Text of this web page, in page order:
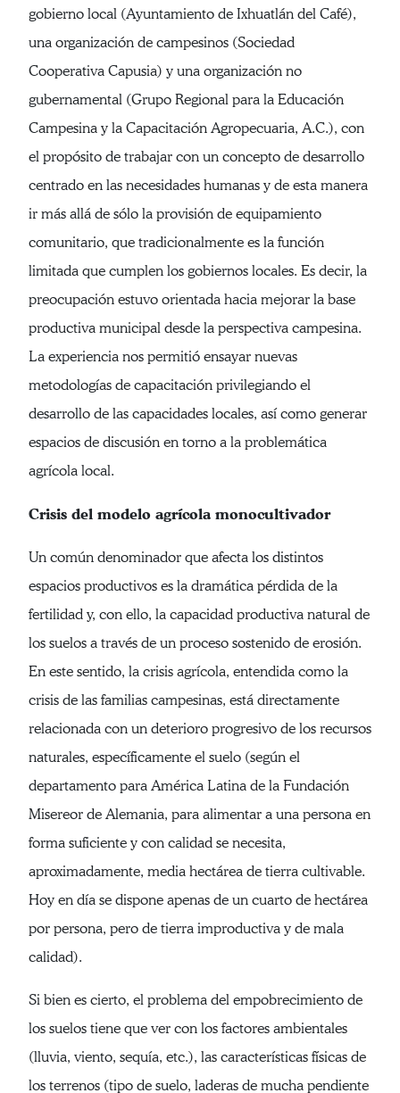
gobierno local (Ayuntamiento de Ixhuatlán del Café),
una organización de campesinos (Sociedad
Cooperativa Capusia) y una organización no
gubernamental (Grupo Regional para la Educación
Campesina y la Capacitación Agropecuaria, A.C.), con
el propósito de trabajar con un concepto de desarrollo
centrado en las necesidades humanas y de esta manera
ir más allá de sólo la provisión de equipamiento
comunitario, que tradicionalmente es la función
limitada que cumplen los gobiernos locales. Es decir, la
preocupación estuvo orientada hacia mejorar la base
productiva municipal desde la perspectiva campesina.
La experiencia nos permitió ensayar nuevas
metodologías de capacitación privilegiando el
desarrollo de las capacidades locales, así como generar
espacios de discusión en torno a la problemática
agrícola local.
Crisis del modelo agrícola monocultivador
Un común denominador que afecta los distintos
espacios productivos es la dramática pérdida de la
fertilidad y, con ello, la capacidad productiva natural de
los suelos a través de un proceso sostenido de erosión.
En este sentido, la crisis agrícola, entendida como la
crisis de las familias campesinas, está directamente
relacionada con un deterioro progresivo de los recursos
naturales, específicamente el suelo (según el
departamento para América Latina de la Fundación
Misereor de Alemania, para alimentar a una persona en
forma suficiente y con calidad se necesita,
aproximadamente, media hectárea de tierra cultivable.
Hoy en día se dispone apenas de un cuarto de hectárea
por persona, pero de tierra improductiva y de mala
calidad).
Si bien es cierto, el problema del empobrecimiento de
los suelos tiene que ver con los factores ambientales
(lluvia, viento, sequía, etc.), las características físicas de
los terrenos (tipo de suelo, laderas de mucha pendiente